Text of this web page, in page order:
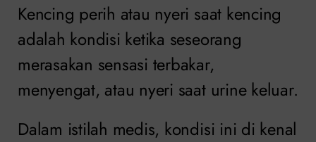
Kencing perih atau nyeri saat kencing
adalah kondisi ketika seseorang
merasakan sensasi terbakar,
menyengat, atau nyeri saat urine keluar.
Dalam istilah medis, kondisi ini di kenal